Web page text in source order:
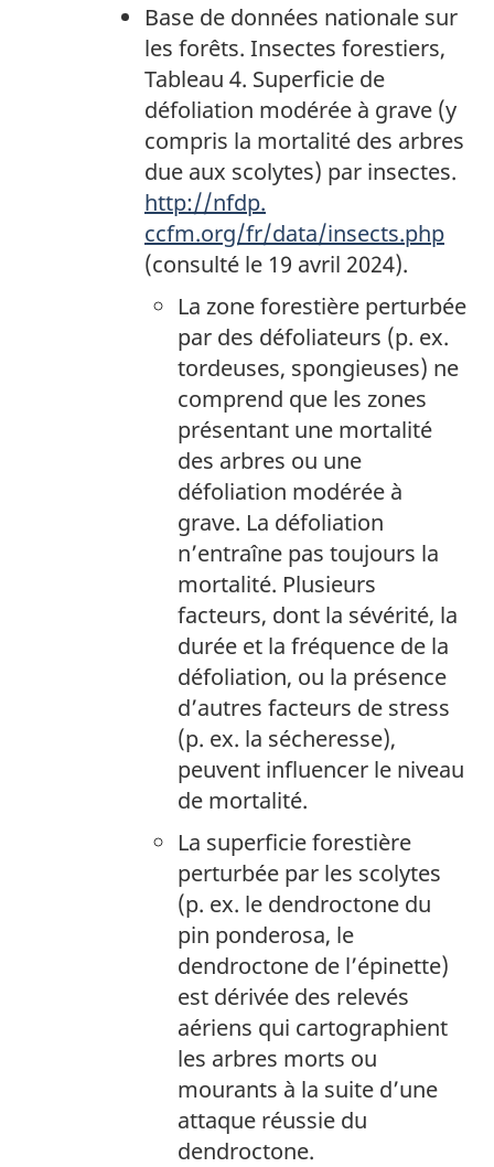
Base de données nationale sur
les forêts. Insectes forestiers,
Tableau 4. Superficie de
défoliation modérée à grave (y
compris la mortalité des arbres
due aux scolytes) par insectes.
http://nfdp.
ccfm.org/fr/data/insects.php
(consulté le 19 avril 2024).
La zone forestière perturbée
par des défoliateurs (p. ex.
tordeuses, spongieuses) ne
comprend que les zones
présentant une mortalité
des arbres ou une
défoliation modérée à
grave. La défoliation
n’entraîne pas toujours la
mortalité. Plusieurs
facteurs, dont la sévérité, la
durée et la fréquence de la
défoliation, ou la présence
d’autres facteurs de stress
(p. ex. la sécheresse),
peuvent influencer le niveau
de mortalité.
La superficie forestière
perturbée par les scolytes
(p. ex. le dendroctone du
pin ponderosa, le
dendroctone de l’épinette)
est dérivée des relevés
aériens qui cartographient
les arbres morts ou
mourants à la suite d’une
attaque réussie du
dendroctone.